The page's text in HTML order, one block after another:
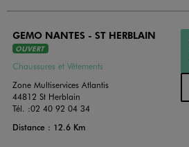
GEMO NANTES - ST HERBLAIN
OUVERT
Chaussures et Vêtements
Zone Multiservices Atlantis
44812 St Herblain
Tél. :02 40 92 04 34
Distance : 12.6 Km